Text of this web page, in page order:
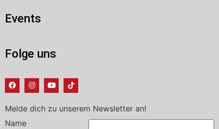
Events
Folge uns
Melde dich zu unserem Newsletter an!
Name